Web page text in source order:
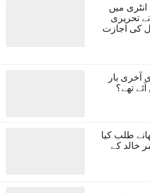
میں
تحریری
کی اجازت
آخری بار
تھے؟
طلب کیا
خالد کے